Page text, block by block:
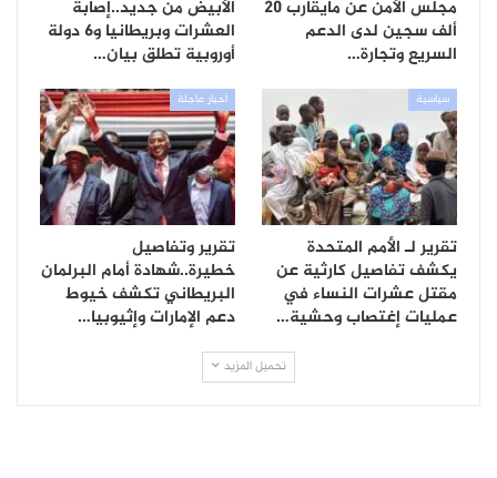
مجلس الأمن عن مايقارب 20
ألف سجين لدى الدعم
السريع وتجارة…
الأبيض من جديد..إصابة
العشرات وبريطانيا و6 دولة
أوروبية تطلق بيان…
سياسية
تقرير لـ الأمم المتحدة
يكشف تفاصيل كارثية عن
مقتل عشرات النساء في
عمليات إغتصاب وحشية…
أخبار عاجلة
تقرير وتفاصيل
خطيرة..شهادة أمام البرلمان
البريطاني تكشف خيوط
دعم الإمارات وإثيوبيا…
تحميل المزيد